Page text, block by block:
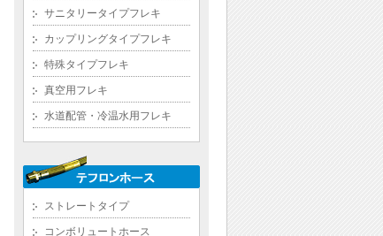
サニタリータイプフレキ
カップリングタイプフレキ
特殊タイプフレキ
真空用フレキ
水道配管・冷温水用フレキ
ストレートタイプ
コンボリュートホース